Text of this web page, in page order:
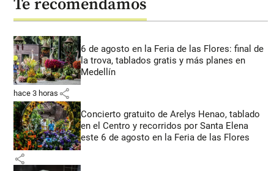
Te recomendamos
6 de agosto en la Feria de las Flores: final de
la trova, tablados gratis y más planes en
Medellín
hace 3 horas share
Concierto gratuito de Arelys Henao, tablado
en el Centro y recorridos por Santa Elena
este 6 de agosto en la Feria de las Flores
share